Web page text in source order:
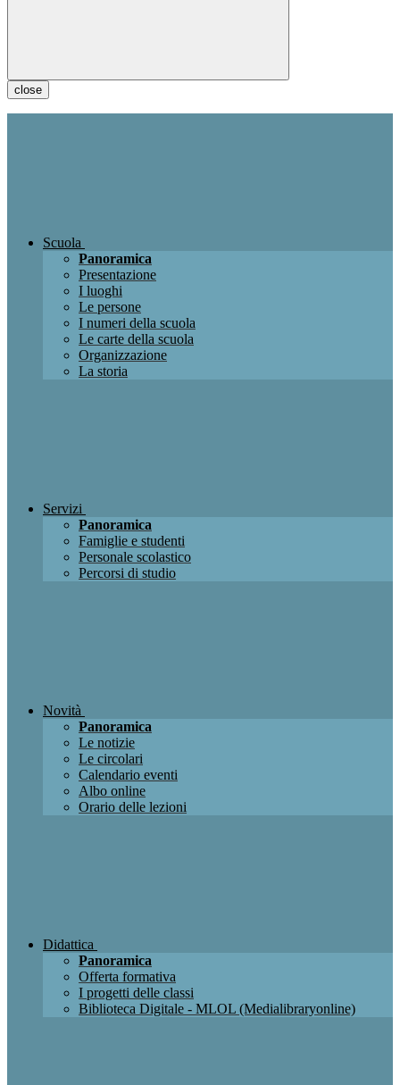
close
Scuola
Panoramica
Presentazione
I luoghi
Le persone
I numeri della scuola
Le carte della scuola
Organizzazione
La storia
Servizi
Panoramica
Famiglie e studenti
Personale scolastico
Percorsi di studio
Novità
Panoramica
Le notizie
Le circolari
Calendario eventi
Albo online
Orario delle lezioni
Didattica
Panoramica
Offerta formativa
I progetti delle classi
Biblioteca Digitale - MLOL (Medialibraryonline)